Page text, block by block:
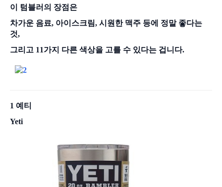
이 텀블러의 장점은
차가운 음료, 아이스크림, 시원한 맥주 등에 정말 좋다는
것,
그리고 11가지 다른 색상을 고를 수 있다는 겁니다.
1 예티
Yeti